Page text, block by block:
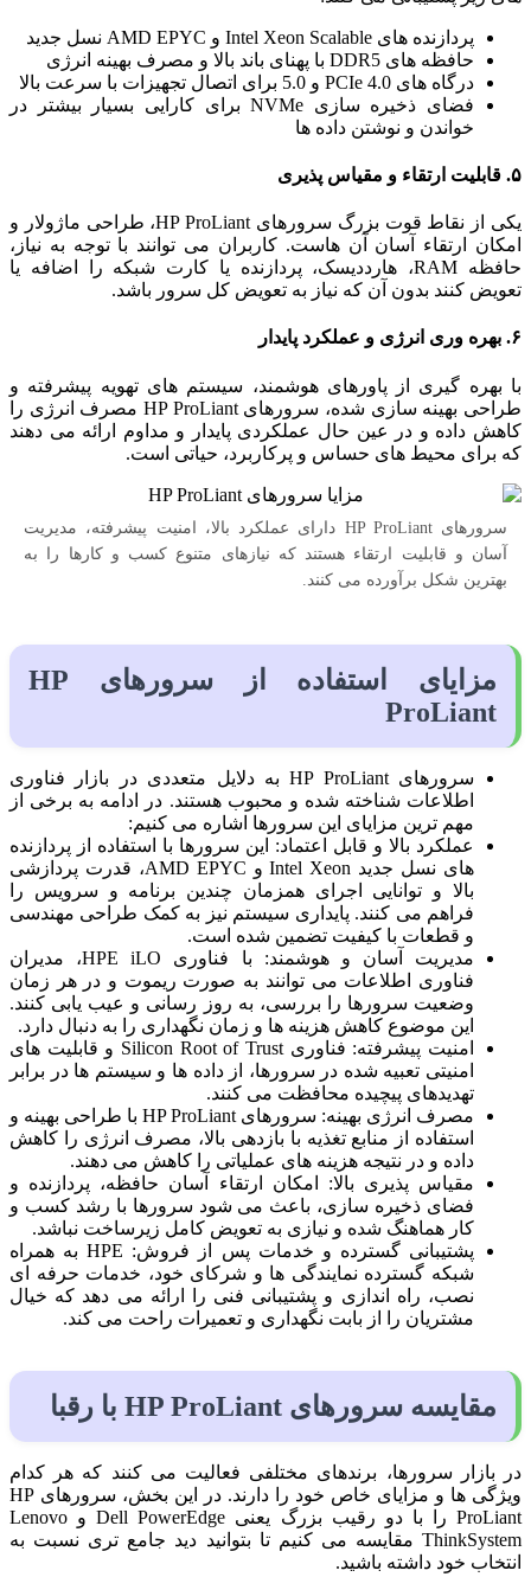
پردازنده‌ های Intel Xeon Scalable و AMD EPYC نسل جدید
حافظه‌ های DDR5 با پهنای باند بالا و مصرف بهینه انرژی
درگاه‌ های PCIe 4.0 و 5.0 برای اتصال تجهیزات با سرعت بالا
فضای ذخیره‌ سازی NVMe برای کارایی بسیار بیشتر در
خواندن و نوشتن داده‌ ها
۵. قابلیت ارتقاء و مقیاس‌ پذیری
یکی از نقاط قوت بزرگ سرورهای HP ProLiant، طراحی ماژولار و
امکان ارتقاء آسان آن‌ هاست. کاربران می‌ توانند با توجه به نیاز،
حافظه RAM، هارددیسک، پردازنده یا کارت شبکه را اضافه یا
تعویض کنند بدون آن‌ که نیاز به تعویض کل سرور باشد.
۶. بهره‌ وری انرژی و عملکرد پایدار
با بهره‌ گیری از پاورهای هوشمند، سیستم‌ های تهویه پیشرفته و
طراحی بهینه‌ سازی شده، سرورهای HP ProLiant مصرف انرژی را
کاهش داده و در عین حال عملکردی پایدار و مداوم ارائه می‌ دهند
که برای محیط‌ های حساس و پرکاربرد، حیاتی است.
سرورهای HP ProLiant دارای عملکرد بالا، امنیت پیشرفته، مدیریت
آسان و قابلیت ارتقاء هستند که نیازهای متنوع کسب‌ و کارها را به
بهترین شکل برآورده می کنند.
مزایای استفاده از سرورهای HP
ProLiant
سرورهای HP ProLiant به دلایل متعددی در بازار فناوری
اطلاعات شناخته شده و محبوب هستند. در ادامه به برخی از
مهم‌ ترین مزایای این سرورها اشاره می‌ کنیم:
عملکرد بالا و قابل اعتماد: این سرورها با استفاده از پردازنده‌
های نسل جدید Intel Xeon و AMD EPYC، قدرت پردازشی
بالا و توانایی اجرای همزمان چندین برنامه و سرویس را
فراهم می‌ کنند. پایداری سیستم نیز به کمک طراحی مهندسی
و قطعات با کیفیت تضمین شده است.
مدیریت آسان و هوشمند: با فناوری HPE iLO، مدیران
فناوری اطلاعات می‌ توانند به صورت ریموت و در هر زمان
وضعیت سرورها را بررسی، به‌ روز رسانی و عیب‌ یابی کنند.
این موضوع کاهش هزینه‌ ها و زمان نگهداری را به دنبال دارد.
امنیت پیشرفته: فناوری Silicon Root of Trust و قابلیت‌ های
امنیتی تعبیه شده در سرورها، از داده‌ ها و سیستم‌ ها در برابر
تهدیدهای پیچیده محافظت می‌ کنند.
مصرف انرژی بهینه: سرورهای HP ProLiant با طراحی بهینه و
استفاده از منابع تغذیه با بازدهی بالا، مصرف انرژی را کاهش
داده و در نتیجه هزینه‌ های عملیاتی را کاهش می‌ دهند.
مقیاس‌ پذیری بالا: امکان ارتقاء آسان حافظه، پردازنده و
فضای ذخیره‌ سازی، باعث می‌ شود سرورها با رشد کسب‌ و
کار هماهنگ شده و نیازی به تعویض کامل زیرساخت نباشد.
پشتیبانی گسترده و خدمات پس از فروش: HPE به همراه
شبکه گسترده نمایندگی‌ ها و شرکای خود، خدمات حرفه‌ ای
نصب، راه‌ اندازی و پشتیبانی فنی را ارائه می‌ دهد که خیال
مشتریان را از بابت نگهداری و تعمیرات راحت می‌ کند.
مقایسه سرورهای HP ProLiant با رقبا
در بازار سرورها، برندهای مختلفی فعالیت می‌ کنند که هر کدام
ویژگی‌ ها و مزایای خاص خود را دارند. در این بخش، سرورهای HP
ProLiant را با دو رقیب بزرگ یعنی Dell PowerEdge و Lenovo
ThinkSystem مقایسه می‌ کنیم تا بتوانید دید جامع‌ تری نسبت به
انتخاب خود داشته باشید.